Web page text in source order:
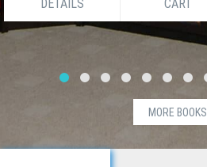
DETAILS CART
MORE BOOKS